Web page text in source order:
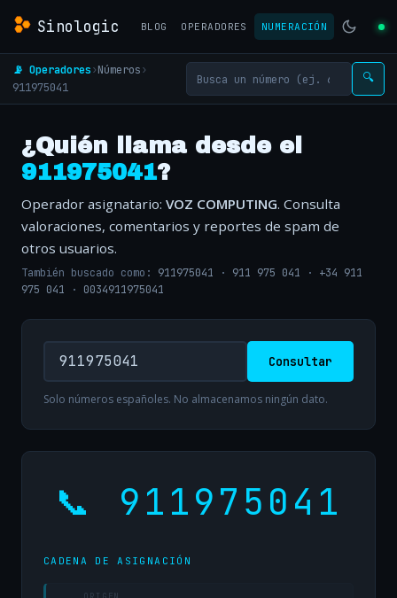
Sinologic BLOG OPERADORES NUMERACIÓN
📡 Operadores›Números›
911975041
🔍
¿Quién llama desde el
911975041?
Operador asignatario: VOZ COMPUTING. Consulta
valoraciones, comentarios y reportes de spam de
otros usuarios.
También buscado como: 911975041 · 911 975 041 · +34 911
975 041 · 0034911975041
Consultar
Solo números españoles. No almacenamos ningún dato.
📞 911975041
CADENA DE ASIGNACIÓN